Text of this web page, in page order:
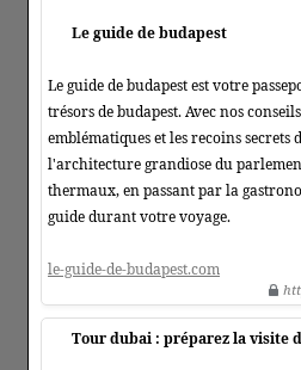
Le guide de budapest
Le guide de budapest est votre
trésors de budapest. Avec nos
emblématiques et les recoins secrets
l'architecture grandiose du
thermaux, en passant par la
guide durant votre voyage.
le-guide-de-budapest.com
Tour dubai : préparez la visite